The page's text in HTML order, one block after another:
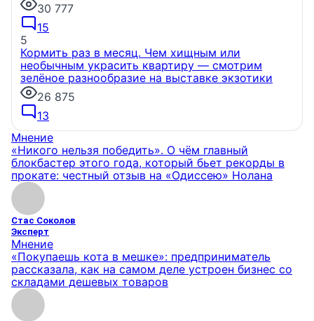
30 777
15
5
Кормить раз в месяц. Чем хищным или
необычным украсить квартиру — смотрим
зелёное разнообразие на выставке экзотики
26 875
13
Мнение
«Никого нельзя победить». О чём главный
блокбастер этого года, который бьет рекорды в
прокате: честный отзыв на «Одиссею» Нолана
Стас Соколов
Эксперт
Мнение
«Покупаешь кота в мешке»: предприниматель
рассказала, как на самом деле устроен бизнес со
складами дешевых товаров